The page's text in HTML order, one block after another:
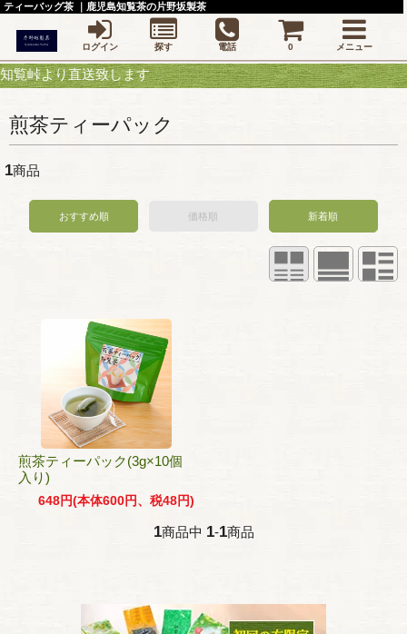
より直送致します
煎茶ティーパック
1商品
おすすめ順 価格順 新着順
煎茶ティーパック(3g×10個
入り)
648円(本体600円、税48円)
1商品中 1-1商品
ティーバッグ茶 ｜鹿児島知覧茶の片野坂製茶
ログイン 探す 電話 0 メニュー